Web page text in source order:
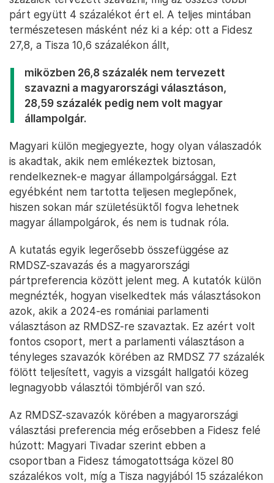
párt együtt 4 százalékot ért el. A teljes mintában
természetesen másként néz ki a kép: ott a Fidesz
27,8, a Tisza 10,6 százalékon állt,
miközben 26,8 százalék nem tervezett
szavazni a magyarországi választáson,
28,59 százalék pedig nem volt magyar
állampolgár.
Magyari külön megjegyezte, hogy olyan válaszadók
is akadtak, akik nem emlékeztek biztosan,
rendelkeznek-e magyar állampolgársággal. Ezt
egyébként nem tartotta teljesen meglepőnek,
hiszen sokan már születésüktől fogva lehetnek
magyar állampolgárok, és nem is tudnak róla.
A kutatás egyik legerősebb összefüggése az
RMDSZ-szavazás és a magyarországi
pártpreferencia között jelent meg. A kutatók külön
megnézték, hogyan viselkedtek más választásokon
azok, akik a 2024-es romániai parlamenti
választáson az RMDSZ-re szavaztak. Ez azért volt
fontos csoport, mert a parlamenti választáson a
tényleges szavazók körében az RMDSZ 77 százalék
fölött teljesített, vagyis a vizsgált hallgatói közeg
legnagyobb választói tömbjéről van szó.
Az RMDSZ-szavazók körében a magyarországi
választási preferencia még erősebben a Fidesz felé
húzott: Magyari Tivadar szerint ebben a
csoportban a Fidesz támogatottsága közel 80
százalékos volt, míg a Tisza nagyjából 15 százalékon